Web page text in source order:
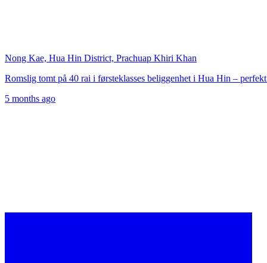
Nong Kae, Hua Hin District, Prachuap Khiri Khan
Romslig tomt på 40 rai i førsteklasses beliggenhet i Hua Hin –
5 months ago